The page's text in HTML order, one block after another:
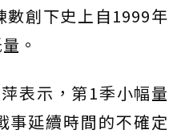
數創下史上自1999年
。
表示，第1季小幅量
事延續時間的不確定